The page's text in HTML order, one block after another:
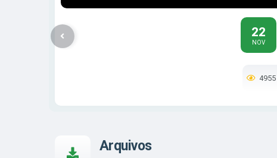
22
NOV
4955
Arquivos